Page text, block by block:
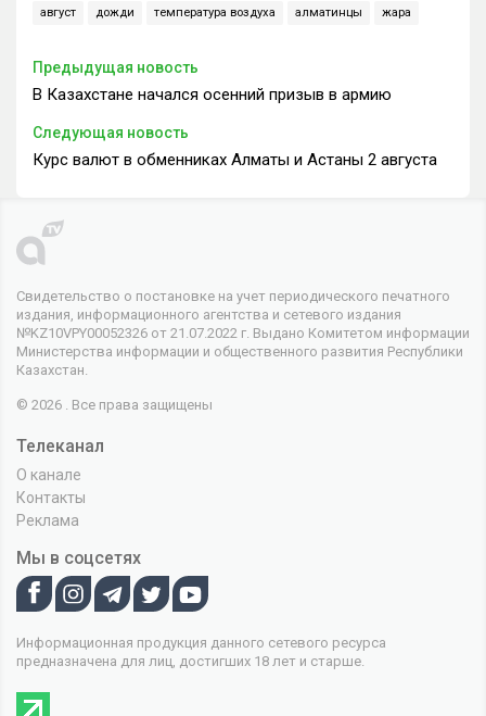
август дожди температура воздуха алматинцы жара
Предыдущая новость
В Казахстане начался осенний призыв в армию
Следующая новость
Курс валют в обменниках Алматы и Астаны 2 августа
Свидетельство о постановке на учет периодического печатного
издания, информационного агентства и сетевого издания
№KZ10VPY00052326 от 21.07.2022 г. Выдано Комитетом информации
Министерства информации и общественного развития Республики
Казахстан.
© 2026 . Все права защищены
Телеканал
О канале
Контакты
Реклама
Мы в соцсетях
Информационная продукция данного сетевого ресурса
предназначена для лиц, достигших 18 лет и старше.